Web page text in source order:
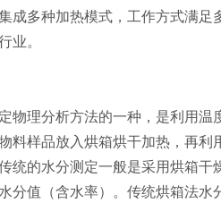
成多种加热模式，工作方式满
业。
物理分析方法的一种，是利用
料样品放入烘箱烘干加热，再
统的水分测定一般是采用烘箱
分值（含水率）。传统烘箱法